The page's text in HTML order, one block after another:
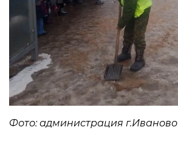
Фото: администрация г.Иваново